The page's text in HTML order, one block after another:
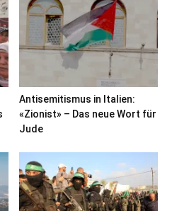
Antisemitismus in Italien:
«Zionist» – Das neue Wort für
Jude